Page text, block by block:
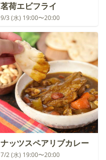
茗荷エビフライ
9/3 (水) 19:00〜20:00
ナッツスペアリブカレー
7/2 (水) 19:00〜20:00